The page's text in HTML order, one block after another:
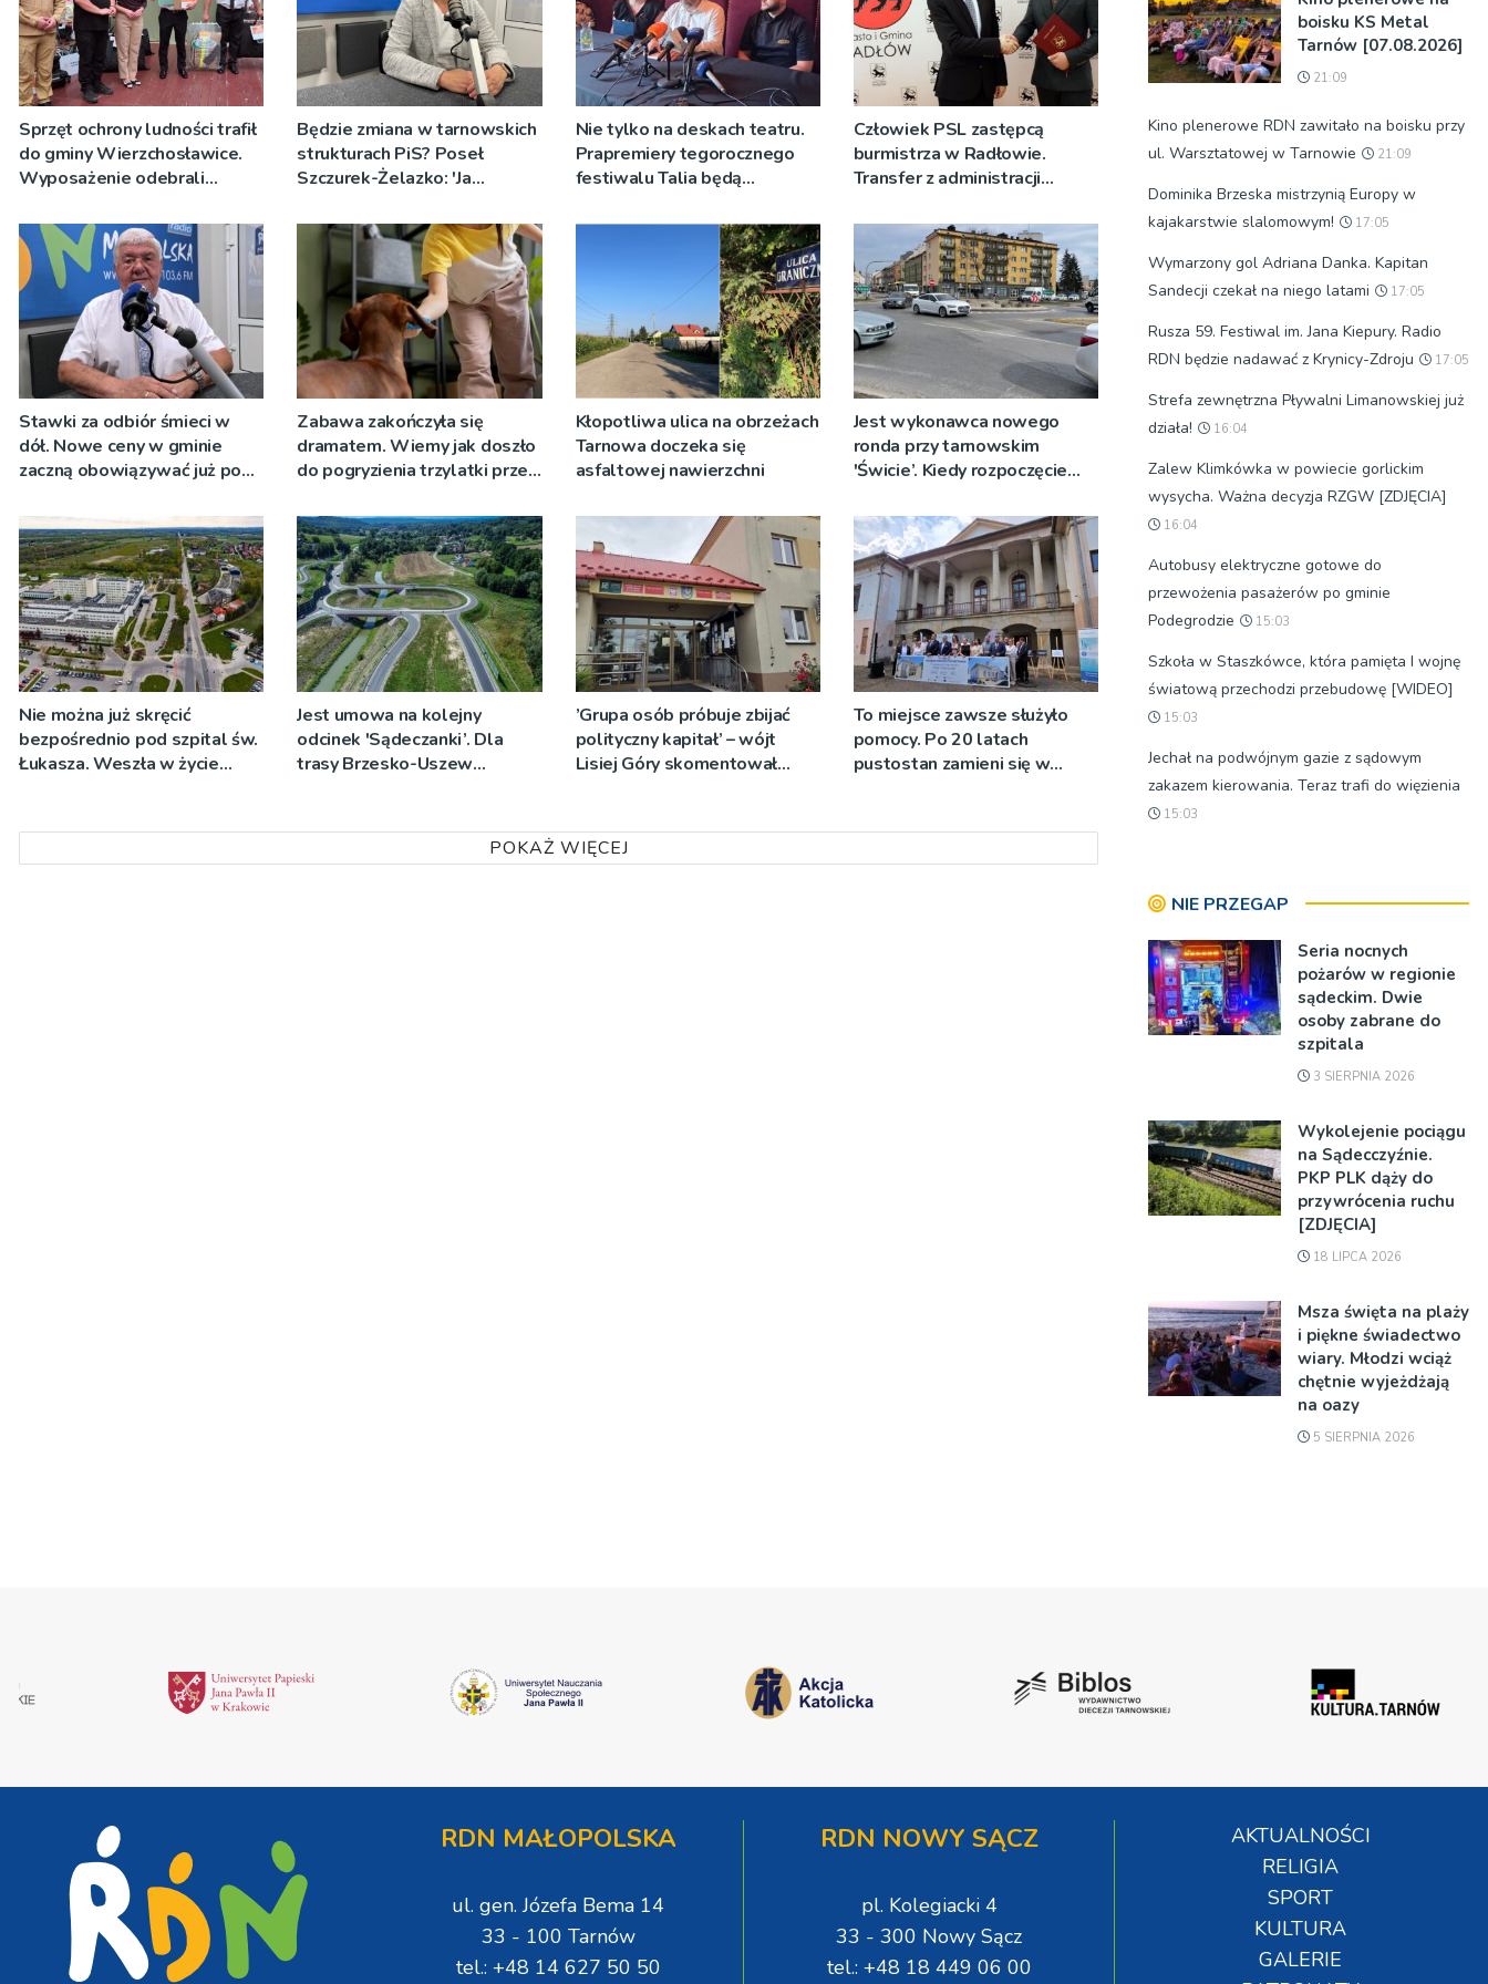
Sprzęt ochrony ludności trafił
do gminy Wierzchosławice.
Wyposażenie odebrali
wodociągów
Będzie zmiana w tarnowskich
strukturach PiS? Poseł
Szczurek-Żelazko: 'Ja
parlamentarzysty’
Nie tylko na deskach teatru.
Prapremiery tegorocznego
festiwalu Talia będą
niecodziennych
Człowiek PSL zastępcą
burmistrza w Radłowie.
Transfer z administracji
Stawki za odbiór śmieci w
dół. Nowe ceny w gminie
zaczną obowiązywać już po
Zabawa zakończyła się
dramatem. Wiemy jak doszło
do pogryzienia trzylatki przez
Kłopotliwa ulica na obrzeżach
Tarnowa doczeka się
asfaltowej nawierzchni
Jest wykonawca nowego
ronda przy tarnowskim
'Świcie’. Kiedy rozpoczęcie
Nie można już skręcić
bezpośrednio pod szpital św.
Łukasza. Weszła w życie
Jest umowa na kolejny
odcinek 'Sądeczanki’. Dla
trasy Brzesko-Uszew
’Grupa osób próbuje zbijać
polityczny kapitał’ – wójt
Lisiej Góry skomentował
To miejsce zawsze służyło
pomocy. Po 20 latach
pustostan zamieni się w
POKAŻ WIĘCEJ
boisku KS Metal
Tarnów [07.08.2026]
21:09
Kino plenerowe RDN zawitało na boisku przy
ul. Warsztatowej w Tarnowie
21:09
Dominika Brzeska mistrzynią Europy w
kajakarstwie slalomowym!
17:05
Wymarzony gol Adriana Danka. Kapitan
Sandecji czekał na niego latami
17:05
Rusza 59. Festiwal im. Jana Kiepury. Radio
RDN będzie nadawać z Krynicy-Zdroju
17:05
Strefa zewnętrzna Pływalni Limanowskiej już
działa!
16:04
Zalew Klimkówka w powiecie gorlickim
wysycha. Ważna decyzja RZGW [ZDJĘCIA]
16:04
Autobusy elektryczne gotowe do
przewożenia pasażerów po gminie
Podegrodzie
15:03
Szkoła w Staszkówce, która pamięta I wojnę
światową przechodzi przebudowę [WIDEO]
15:03
Jechał na podwójnym gazie z sądowym
zakazem kierowania. Teraz trafi do więzienia
15:03
NIE PRZEGAP
Seria nocnych
pożarów w regionie
sądeckim. Dwie
osoby zabrane do
szpitala
3 SIERPNIA 2026
Wykolejenie pociągu
na Sądecczyźnie.
PKP PLK dąży do
przywrócenia ruchu
[ZDJĘCIA]
18 LIPCA 2026
Msza święta na plaży
i piękne świadectwo
wiary. Młodzi wciąż
chętnie wyjeżdżają
na oazy
5 SIERPNIA 2026
RDN MAŁOPOLSKA
ul. gen. Józefa Bema 14
33 - 100 Tarnów
tel.: +48 14 627 50 50
RDN NOWY SĄCZ
pl. Kolegiacki 4
33 - 300 Nowy Sącz
tel.: +48 18 449 06 00
AKTUALNOŚCI
RELIGIA
SPORT
KULTURA
GALERIE